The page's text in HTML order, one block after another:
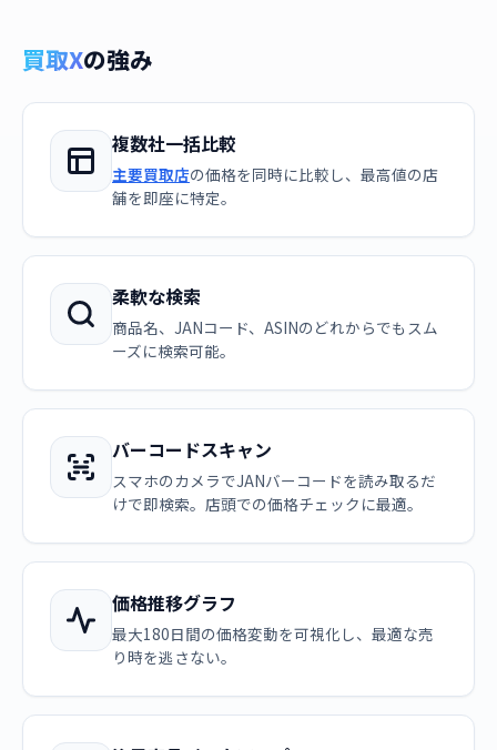
買取Xの強み
複数社一括比較
主要買取店の価格を同時に比較し、最高値の店
舗を即座に特定。
柔軟な検索
商品名、JANコード、ASINのどれからでもスム
ーズに検索可能。
バーコードスキャン
スマホのカメラでJANバーコードを読み取るだ
けで即検索。店頭での価格チェックに最適。
価格推移グラフ
最大180日間の価格変動を可視化し、最適な売
り時を逃さない。